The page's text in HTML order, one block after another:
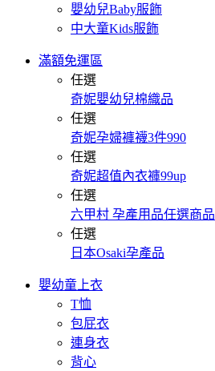
嬰幼兒Baby服飾
中大童Kids服飾
滿額免運區
任選
奇妮嬰幼兒棉織品
任選
奇妮孕婦褲襪3件990
任選
奇妮超值內衣褲99up
任選
六甲村 孕產用品任選商品
任選
日本Osaki孕產品
嬰幼童上衣
T恤
包屁衣
連身衣
背心